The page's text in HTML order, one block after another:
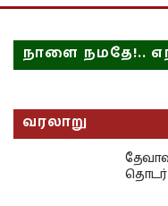
நாளை நமதே!..
வரலாறு
தொடர்